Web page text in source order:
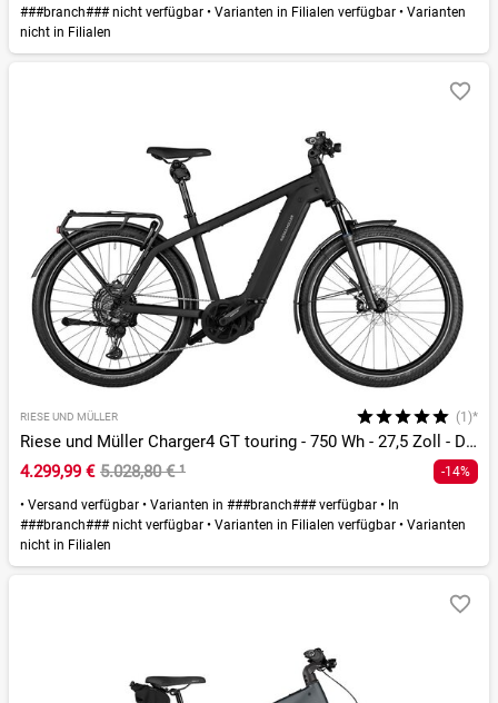
###branch### nicht verfügbar • Varianten in Filialen verfügbar • Varianten
nicht in Filialen
RIESE UND MÜLLER (1)*
Riese und Müller Charger4 GT touring - 750 Wh - 27,5 Zoll - Diamant - 2026
4.299,99 € 5.028,80 €¹ -14%
• Versand verfügbar • Varianten in ###branch### verfügbar • In
###branch### nicht verfügbar • Varianten in Filialen verfügbar • Varianten
nicht in Filialen